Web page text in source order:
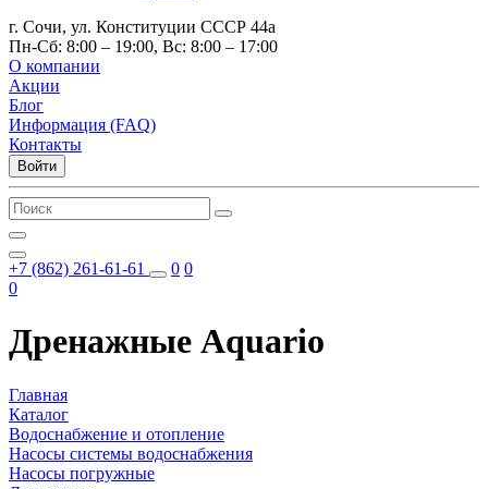
г. Сочи, ул. Конституции СССР 44а
Пн-Сб: 8:00 – 19:00, Вс: 8:00 – 17:00
О компании
Акции
Блог
Информация (FAQ)
Контакты
Войти
+7 (862) 261-61-61 0 0
0
Дренажные Aquario
Главная
Каталог
Водоснабжение и отопление
Насосы системы водоснабжения
Насосы погружные